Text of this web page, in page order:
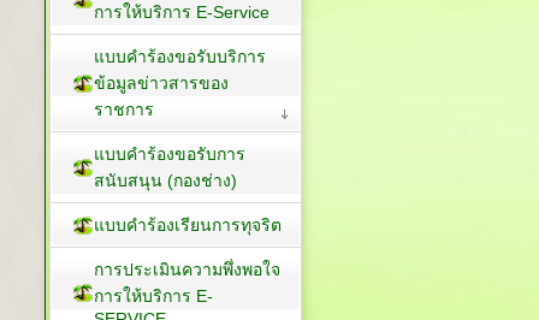
การให้บริการ E-Service
แบบคำร้องขอรับบริการ
ข้อมูลข่าวสารของ
ราชการ
แบบคำร้องขอรับการ
สนับสนุน (กองช่าง)
แบบคำร้องเรียนการทุจริต
การประเมินความพึ่งพอใจ
การให้บริการ E-